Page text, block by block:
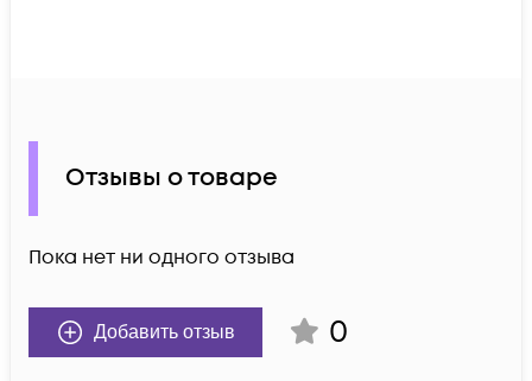
Отзывы о товаре
Пока нет ни одного отзыва
Добавить отзыв 0